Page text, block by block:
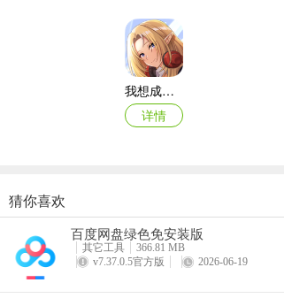
这就是《迷你世界》最基本的7种矿石，从左
第3步：点制作按钮
你的合成界面里没有木镐？先去撸树吧！——撸树
我想成为影之强者国际服最新版本
详情
原始传奇oppo版登录器
详情
猜你喜欢
百度网盘绿色免安装版
其它工具
366.81 MB
v7.37.0.5官方版
2026-06-19